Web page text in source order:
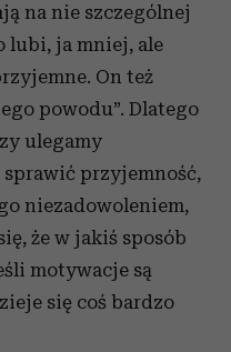
na nie szczególnej
lubi, ja mniej, ale
On też
powodu”. Dlatego
ulegamy
przyjemność,
niezadowoleniem,
że w jakiś sposób
motywacje są
się coś bardzo